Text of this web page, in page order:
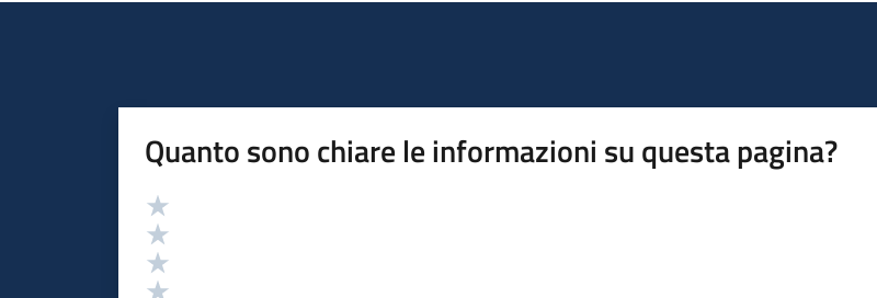
Quanto sono chiare le informazioni su questa pagina?
Valutazione